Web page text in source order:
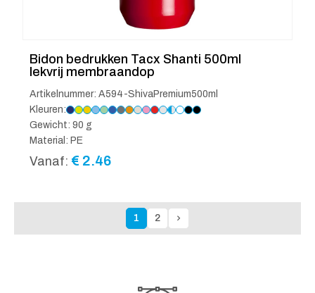
Bidon bedrukken Tacx Shanti 500ml
lekvrij membraandop
Artikelnummer: A594-ShivaPremium500ml
Kleuren:
Gewicht: 90 g
Material: PE
Vanaf: € 2.46
1 2